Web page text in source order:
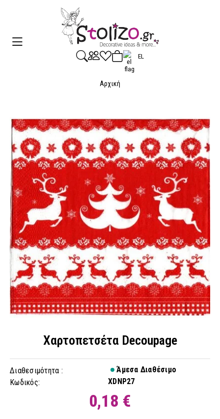
EL
Αρχική
Χαρτοπετσέτα Decoupage
Διαθεσιμότητα :
Άμεσα Διαθέσιμο
Κωδικός:
XDNP27
0,18 €